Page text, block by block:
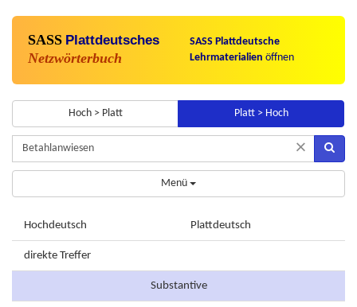
SASS Plattdeutsches
Netzwörterbuch
SASS Plattdeutsche
Lehrmaterialien öffnen
Hoch > Platt Platt > Hoch
×
Menü
Hochdeutsch Plattdeutsch
direkte Treffer
Substantive